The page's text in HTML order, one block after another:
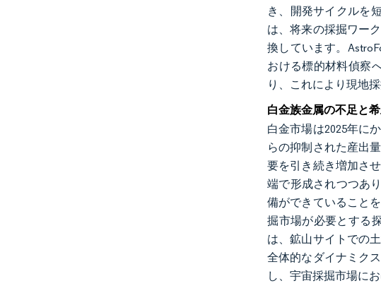
き、開発サイクルを
は、将来の採掘ワー
換しています。
おける標的材料偵察
り、これにより現地
白金族金属の不足と
白金市場は2025年に
らの抑制された産出
要を引き続き増加さ
端で形成されつつあ
備ができていること
掘市場が必要とする
は、鉱山サイトでの
全体的なダイナミク
し、宇宙採掘市場に